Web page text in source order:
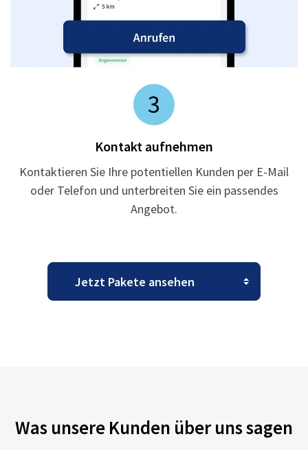
3
Kontakt aufnehmen
Kontaktieren Sie Ihre potentiellen Kunden per E-Mail
oder Telefon und unterbreiten Sie ein passendes
Angebot.
Was unsere Kunden über uns sagen